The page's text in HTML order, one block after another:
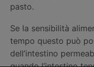
pasto.
Se la sensibilità
tempo questo può
dell’intestino